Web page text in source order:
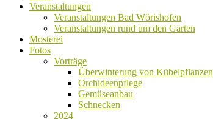
Veranstaltungen
Veranstaltungen Bad Wörishofen
Veranstaltungen rund um den Garten
Mosterei
Fotos
Vorträge
Überwinterung von Kübelpflanzen
Orchideenpflege
Gemüseanbau
Schnecken
2024